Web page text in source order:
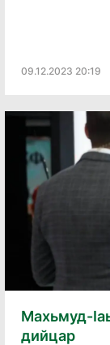
09.12.2023 20:19
Махьмуд-
дийцар